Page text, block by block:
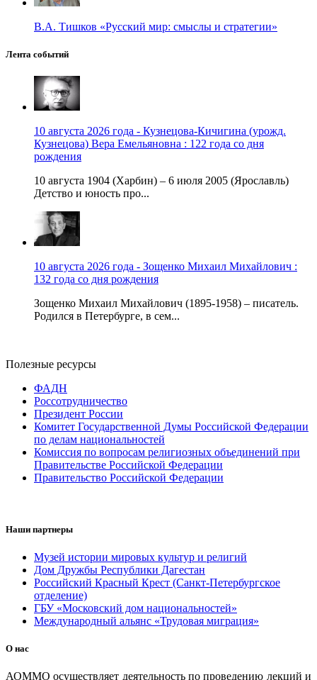
В.А. Тишков «Русский мир: смыслы и стратегии»
Лента событий
10 августа 2026 года - Кузнецова-Кичигина (урожд.
Кузнецова) Вера Емельяновна : 122 года со дня
рождения
10 августа 1904 (Харбин) – 6 июля 2005 (Ярославль)
Детство и юность про...
10 августа 2026 года - Зощенко Михаил Михайлович :
132 года со дня рождения
Зощенко Михаил Михайлович (1895-1958) – писатель.
Родился в Петербурге, в сем...
Полезные ресурсы
ФАДН
Россотрудничество
Президент России
Комитет Государственной Думы Российской Федерации
по делам национальностей
Комиссия по вопросам религиозных объединений при
Правительстве Российской Федерации
Правительство Российской Федерации
Наши партнеры
Музей истории мировых культур и религий
Дом Дружбы Республики Дагестан
Российский Красный Крест (Санкт-Петербургское
отделение)
ГБУ «Московский дом национальностей»
Международный альянс «Трудовая миграция»
О нас
АОММО осуществляет деятельность по проведению лекций и